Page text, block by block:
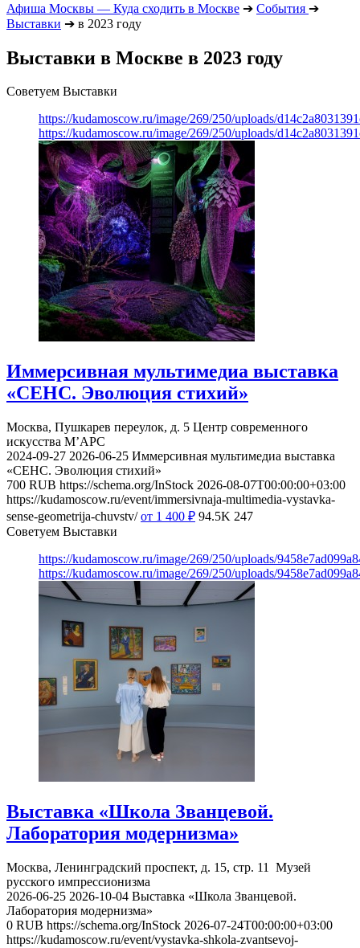
Афиша Москвы — Куда сходить в Москве ➔ События ➔
Выставки ➔ в 2023 году
Выставки в Москве в 2023 году
Советуем Выставки
https://kudamoscow.ru/image/269/250/uploads/
https://kudamoscow.ru/image/269/250/uploads/
Иммерсивная мультимедиа выставка
«СЕНС. Эволюция стихий»
Москва, Пушкарев переулок, д. 5 Центр современного
искусства М’АРС
2024-09-27 2026-06-25 Иммерсивная мультимедиа выставка
«СЕНС. Эволюция стихий»
700 RUB https://schema.org/InStock 2026-08-07T00:00:00+03:00
https://kudamoscow.ru/event/immersivnaja-multimedia-vystavka-
sense-geometrija-chuvstv/ от 1 400 ₽ 94.5K 247
Советуем Выставки
https://kudamoscow.ru/image/269/250/uploads/
https://kudamoscow.ru/image/269/250/uploads/
Выставка «Школа Званцевой.
Лаборатория модернизма»
Москва, Ленинградский проспект, д. 15, стр. 11
Музей
русского импрессионизма
2026-06-25 2026-10-04 Выставка «Школа Званцевой.
Лаборатория модернизма»
0 RUB https://schema.org/InStock 2026-07-24T00:00:00+03:00
https://kudamoscow.ru/event/vystavka-shkola-zvantsevoj-